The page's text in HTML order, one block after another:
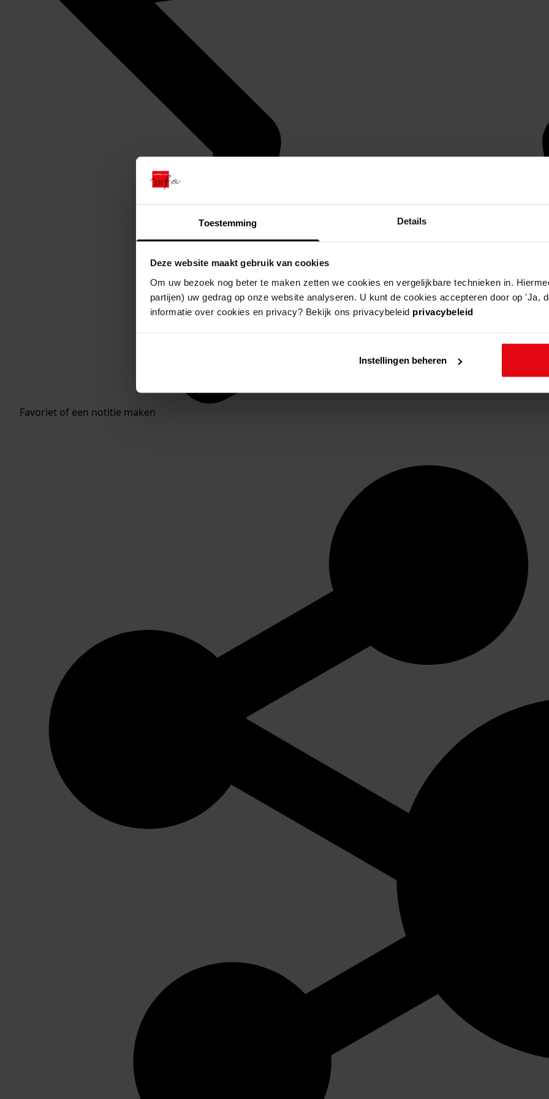
Toestemming Details
Deze website maakt gebruik van cookies
Om uw bezoek nog beter te maken zetten we cookies en vergelijkbare technieken in.
partijen) uw gedrag op onze website analyseren. U kunt de cookies accepteren door op 'Ja,
informatie over cookies en privacy? Bekijk ons privacybeleid privacybeleid
Instellingen beheren
Favoriet of een notitie maken